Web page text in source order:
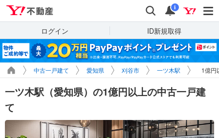
検索 通知
i
ログイン ID新規取得
中古一戸建て 愛知県 刈谷市 一ツ木駅 1億円
一ツ木駅（愛知県）の1億円以上の中古一戸建
て